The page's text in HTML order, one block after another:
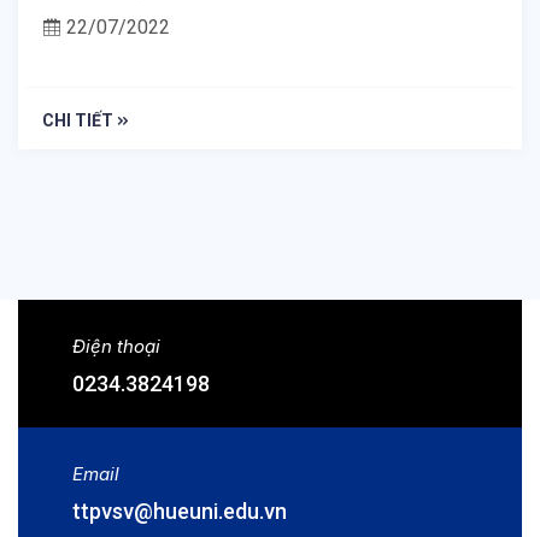
22/07/2022
CHI TIẾT
Điện thoại
0234.3824198
Email
ttpvsv@hueuni.edu.vn